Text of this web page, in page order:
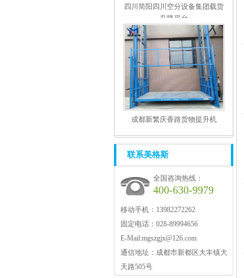
四川简阳四川空分设备集团载货
升降平台
成都新繁庆香路货物提升机
联系美格斯
全国咨询热线：
400-630-9979
移动手机：13982272262
固定电话：028-89994656
E-Mail:mgszgjx@126.com
通信地址：成都市新都区大丰镇大
天路505号